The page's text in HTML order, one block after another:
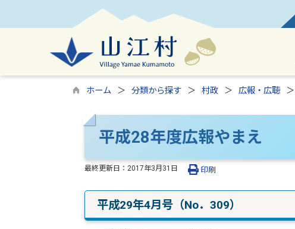
ホーム 分類から探す 村政 広報・広聴
平成28年度広報やまえ
最終更新日： 2017年3月31日 印刷
平成29年4月号（No．309）